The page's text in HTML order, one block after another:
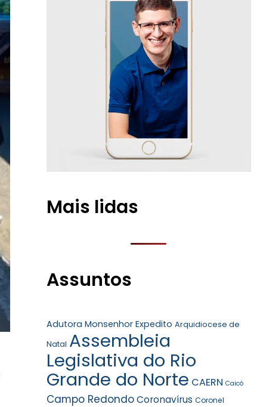
Mais lidas
Assuntos
Adutora Monsenhor Expedito Arquidiocese de
Natal Assembleia
Legislativa do Rio
Grande do Norte CAERN Caicó
Campo Redondo Coronavírus Coronel